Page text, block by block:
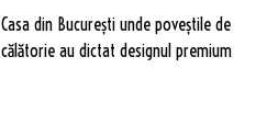
Casa din București unde poveștile de
călătorie au dictat designul premium